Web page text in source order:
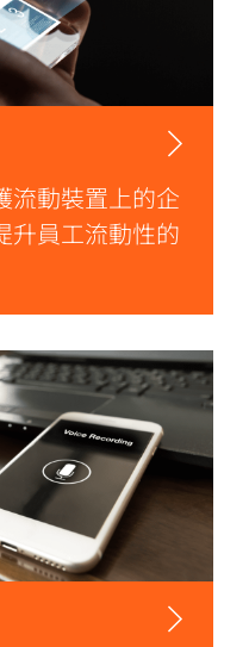
流動裝置上的企
升員工流動性的